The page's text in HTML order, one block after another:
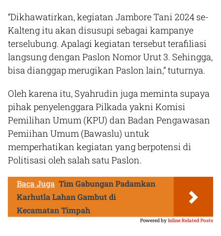
“Dikhawatirkan, kegiatan Jambore Tani 2024 se-
Kalteng itu akan disusupi sebagai kampanye
terselubung. Apalagi kegiatan tersebut terafiliasi
langsung dengan Paslon Nomor Urut 3. Sehingga,
bisa dianggap merugikan Paslon lain,” tuturnya.
Oleh karena itu, Syahrudin juga meminta supaya
pihak penyelenggara Pilkada yakni Komisi
Pemilihan Umum (KPU) dan Badan Pengawasan
Pemiihan Umum (Bawaslu) untuk
memperhatikan kegiatan yang berpotensi di
Politisasi oleh salah satu Paslon.
Baca Juga Tim Gabungan Padamkan
Karhutla Lahan Gambut di
Kecamatan Timpah
Powered byInline Related Posts